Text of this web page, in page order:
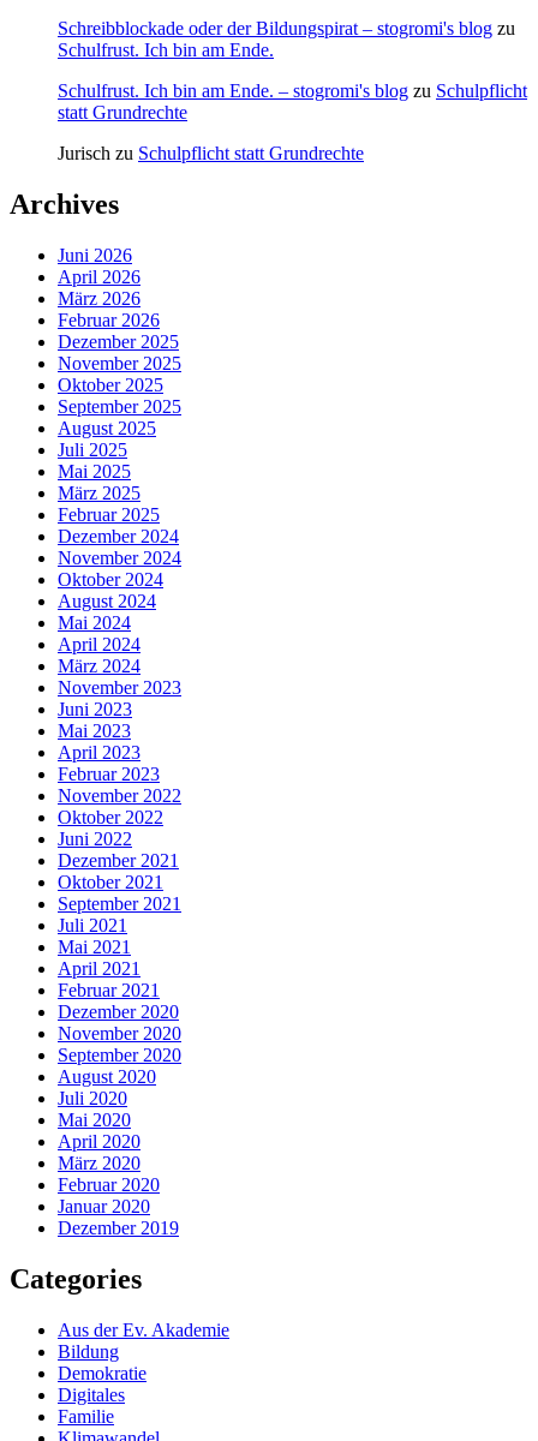
Schreibblockade oder der Bildungspirat – stogromi's blog zu
Schulfrust. Ich bin am Ende.
Schulfrust. Ich bin am Ende. – stogromi's blog zu Schulpflicht
statt Grundrechte
Jurisch zu Schulpflicht statt Grundrechte
Archives
Juni 2026
April 2026
März 2026
Februar 2026
Dezember 2025
November 2025
Oktober 2025
September 2025
August 2025
Juli 2025
Mai 2025
März 2025
Februar 2025
Dezember 2024
November 2024
Oktober 2024
August 2024
Mai 2024
April 2024
März 2024
November 2023
Juni 2023
Mai 2023
April 2023
Februar 2023
November 2022
Oktober 2022
Juni 2022
Dezember 2021
Oktober 2021
September 2021
Juli 2021
Mai 2021
April 2021
Februar 2021
Dezember 2020
November 2020
September 2020
August 2020
Juli 2020
Mai 2020
April 2020
März 2020
Februar 2020
Januar 2020
Dezember 2019
Categories
Aus der Ev. Akademie
Bildung
Demokratie
Digitales
Familie